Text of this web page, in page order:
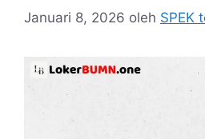
Januari 8, 2026 oleh SPEK